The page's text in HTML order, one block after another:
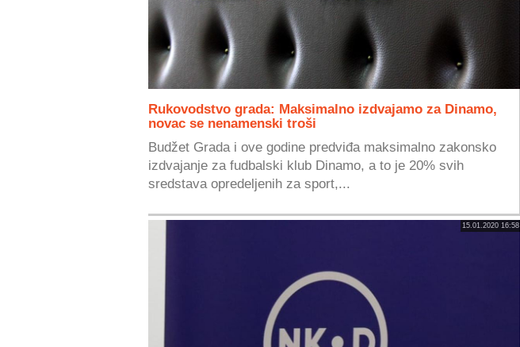
Rukovodstvo grada: Maksimalno izdvajamo za Dinamo,
novac se nenamenski troši
Budžet Grada i ove godine predviđa maksimalno zakonsko
izdvajanje za fudbalski klub Dinamo, a to je 20% svih
sredstava opredeljenih za sport,...
15.01.2020 16:58